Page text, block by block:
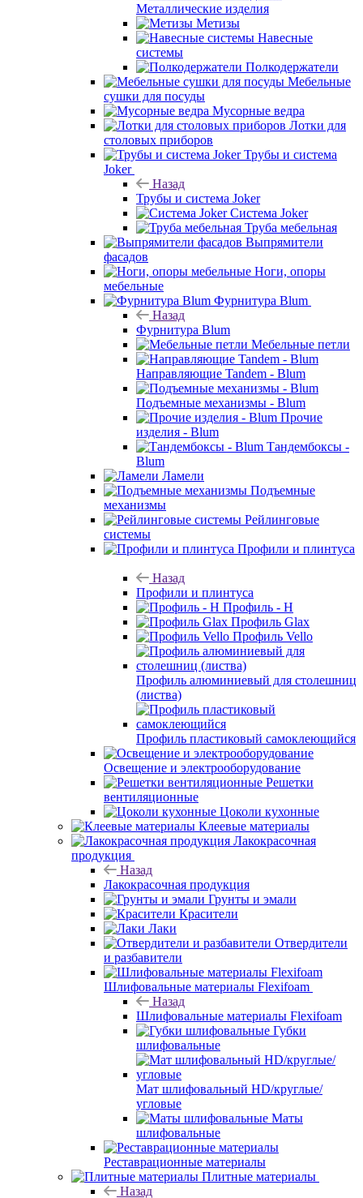
Металлические изделия
Метизы
Навесные
системы
Полкодержатели
Мебельные
сушки для посуды
Мусорные ведра
Лотки для
столовых приборов
Трубы и система
Joker
Назад
Трубы и система Joker
Система Joker
Труба мебельная
Выпрямители
фасадов
Ноги, опоры
мебельные
Фурнитура Blum
Назад
Фурнитура Blum
Мебельные петли
Направляющие Tandem - Blum
Подъемные механизмы - Blum
Прочие
изделия - Blum
Тандембоксы -
Blum
Ламели
Подъемные
механизмы
Рейлинговые
системы
Профили и плинтуса
Назад
Профили и плинтуса
Профиль - H
Профиль Glax
Профиль Vello
Профиль алюминиевый для столешниц
(листва)
Профиль пластиковый самоклеющийся
Освещение и электрооборудование
Решетки
вентиляционные
Цоколи кухонные
Клеевые материалы
Лакокрасочная
продукция
Назад
Лакокрасочная продукция
Грунты и эмали
Красители
Лаки
Отвердители
и разбавители
Шлифовальные материалы Flexifoam
Назад
Шлифовальные материалы Flexifoam
Губки
шлифовальные
Мат шлифовальный HD/круглые/
угловые
Маты
шлифовальные
Реставрационные материалы
Плитные материалы
Назад